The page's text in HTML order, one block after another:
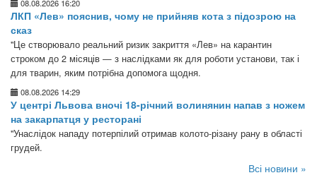
08.08.2026 16:20
ЛКП «Лев» пояснив, чому не прийняв кота з підозрою на
сказ
"Це створювало реальний ризик закриття «Лев» на карантин
строком до 2 місяців — з наслідками як для роботи установи, так і
для тварин, яким потрібна допомога щодня.
08.08.2026 14:29
У центрі Львова вночі 18-річний волинянин напав з ножем
на закарпатця у ресторані
"Унаслідок нападу потерпілий отримав колото-різану рану в області
грудей.
Всі новини »